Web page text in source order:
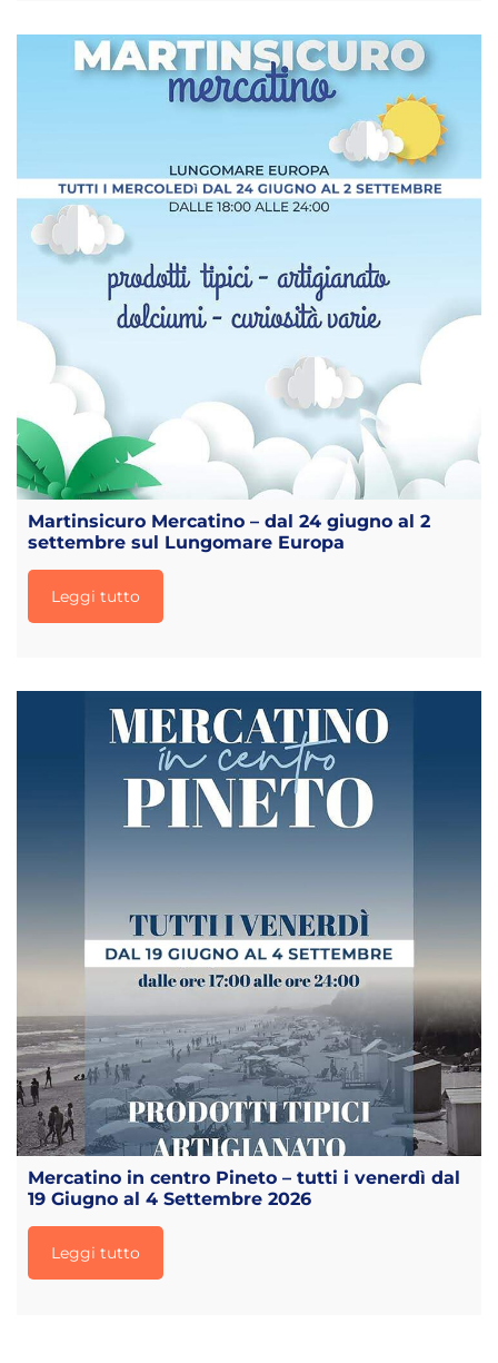
Martinsicuro Mercatino – dal 24 giugno al 2
settembre sul Lungomare Europa
Leggi tutto
Mercatino in centro Pineto – tutti i venerdì dal
19 Giugno al 4 Settembre 2026
Leggi tutto